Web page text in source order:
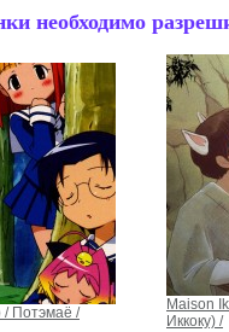
необходимо
/ Потэмаё /
Maison
Иккоку) /